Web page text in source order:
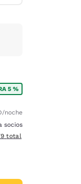
5 %
descuento:
/noche
socios
detalles del total
total